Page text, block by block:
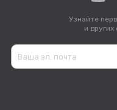
Узнайте
и